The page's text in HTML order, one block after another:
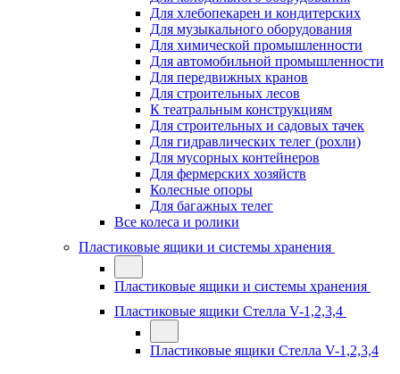
Для хлебопекарен и кондитерских
Для музыкального оборудования
Для химической промышленности
Для автомобильной промышленности
Для передвижных кранов
Для строительных лесов
К театральным конструкциям
Для строительных и садовых тачек
Для гидравлических телег (рохли)
Для мусорных контейнеров
Для фермерских хозяйств
Колесные опоры
Для багажных телег
Все колеса и ролики
Пластиковые ящики и системы хранения
Пластиковые ящики и системы хранения
Пластиковые ящики Стелла V-1,2,3,4
Пластиковые ящики Стелла V-1,2,3,4